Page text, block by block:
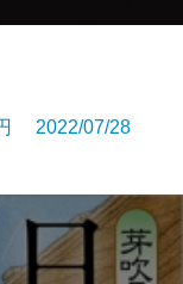
2022/07/28